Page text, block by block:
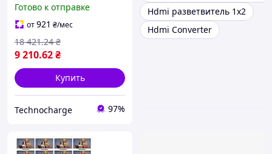
передачи видео и аудио
сигнала на 8 экранов
Готово к отправке
от921 ₴/мес
9 210.62₴
18 421.24 ₴
Купить
Technocharge 97%
Hdmi разветвитель 1x2
Hdmi Converter